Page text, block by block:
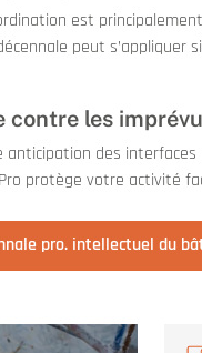
est
peut s’appliquer
contre les
anticipation des
protège votre activité
pro. intellectuel du